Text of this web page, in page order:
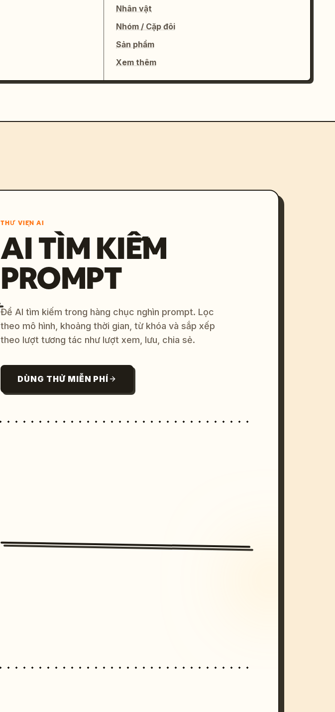
Nhân vật
Nhóm / Cặp đôi
Sản phẩm
Xem thêm
THƯ VIỆN AI
AI TÌM KIẾM
PROMPT
Để AI tìm kiếm trong hàng chục nghìn prompt. Lọc
theo mô hình, khoảng thời gian, từ khóa và sắp xếp
theo lượt tương tác như lượt xem, lưu, chia sẻ.
DÙNG THỬ MIỄN PHÍ